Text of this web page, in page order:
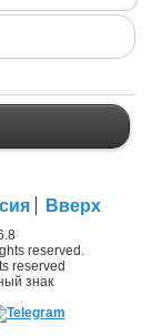
Вверх
reserved.
reserved
знак